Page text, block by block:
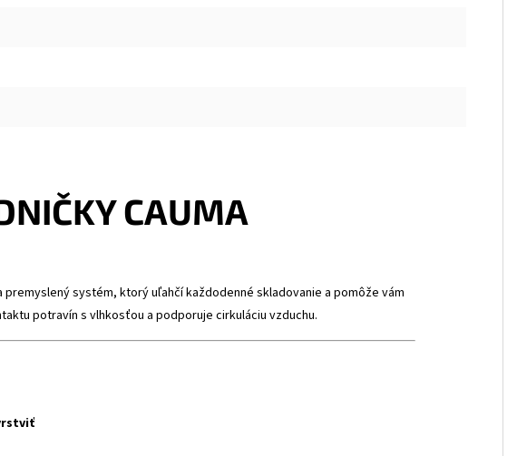
CAUMA
premyslený systém, ktorý uľahčí každodenné skladovanie a pomôže vám
potravín s vlhkosťou a podporuje cirkuláciu vzduchu.